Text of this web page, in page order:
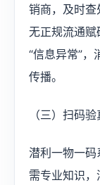
销商，及时查
无正规流通赋
“信息异常”
传播。
（三）扫码
潜利一物一
需专业知识，